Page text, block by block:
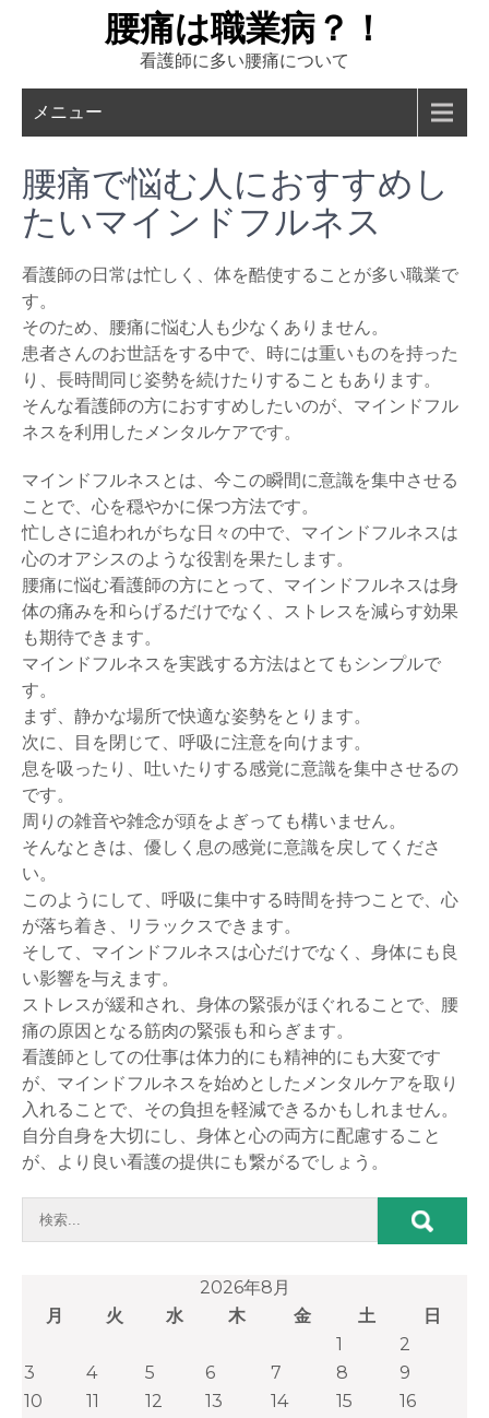
腰痛は職業病？！
看護師に多い腰痛について
メニュー
腰痛で悩む人におすすめし
たいマインドフルネス
看護師の日常は忙しく、体を酷使することが多い職業で
す。
そのため、腰痛に悩む人も少なくありません。
患者さんのお世話をする中で、時には重いものを持った
り、長時間同じ姿勢を続けたりすることもあります。
そんな看護師の方におすすめしたいのが、マインドフル
ネスを利用したメンタルケアです。
マインドフルネスとは、今この瞬間に意識を集中させる
ことで、心を穏やかに保つ方法です。
忙しさに追われがちな日々の中で、マインドフルネスは
心のオアシスのような役割を果たします。
腰痛に悩む看護師の方にとって、マインドフルネスは身
体の痛みを和らげるだけでなく、ストレスを減らす効果
も期待できます。
マインドフルネスを実践する方法はとてもシンプルで
す。
まず、静かな場所で快適な姿勢をとります。
次に、目を閉じて、呼吸に注意を向けます。
息を吸ったり、吐いたりする感覚に意識を集中させるの
です。
周りの雑音や雑念が頭をよぎっても構いません。
そんなときは、優しく息の感覚に意識を戻してくださ
い。
このようにして、呼吸に集中する時間を持つことで、心
が落ち着き、リラックスできます。
そして、マインドフルネスは心だけでなく、身体にも良
い影響を与えます。
ストレスが緩和され、身体の緊張がほぐれることで、腰
痛の原因となる筋肉の緊張も和らぎます。
看護師としての仕事は体力的にも精神的にも大変です
が、マインドフルネスを始めとしたメンタルケアを取り
入れることで、その負担を軽減できるかもしれません。
自分自身を大切にし、身体と心の両方に配慮すること
が、より良い看護の提供にも繋がるでしょう。
2026年8月
月
火 水 木 金 土
日
1
2
3
4 5 6 7 8
9
10
11 12 13 14 15
16